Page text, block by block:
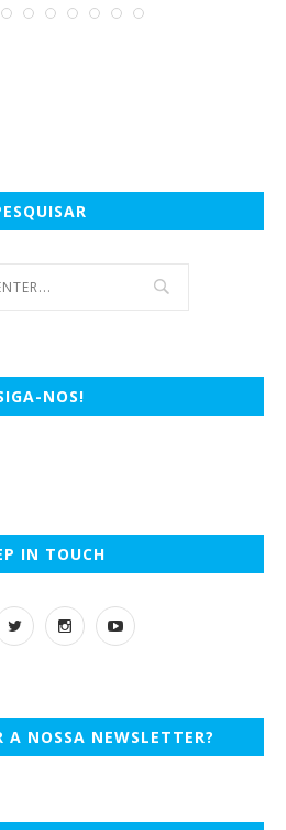
NOS!
IN TOUCH
A NOSSA NEWSLETTER?